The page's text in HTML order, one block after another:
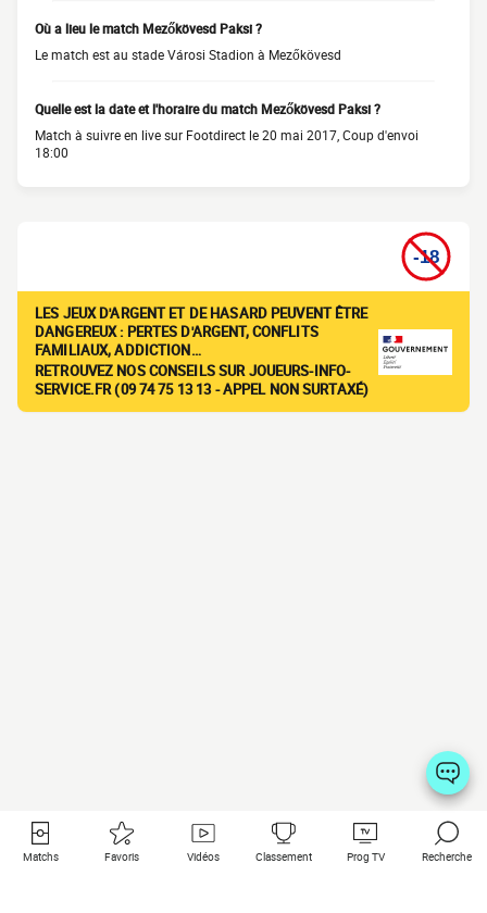
Où a lieu le match Mezőkövesd Paksi ?
Le match est au stade Városi Stadion à Mezőkövesd
Quelle est la date et l'horaire du match Mezőkövesd Paksi ?
Match à suivre en live sur Footdirect le 20 mai 2017, Coup d'envoi
18:00
LES JEUX D'ARGENT ET DE HASARD PEUVENT ÊTRE
DANGEREUX : PERTES D'ARGENT, CONFLITS
FAMILIAUX, ADDICTION…
RETROUVEZ NOS CONSEILS SUR JOUEURS-INFO-
SERVICE.FR (09 74 75 13 13 - APPEL NON SURTAXÉ)
Matchs Favoris Vidéos Classement Prog TV Recherche